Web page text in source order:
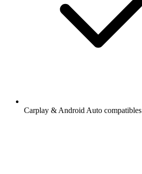
Carplay & Android Auto compatibles